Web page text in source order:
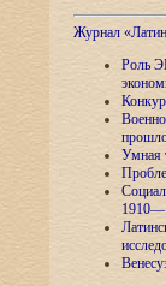
Журнал
Роль
Умная